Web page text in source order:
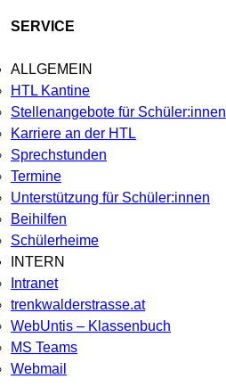
SERVICE
ALLGEMEIN
HTL Kantine
Stellenangebote für Schüler:innen
Karriere an der HTL
Sprechstunden
Termine
Unterstützung für Schüler:innen
Beihilfen
Schülerheime
INTERN
Intranet
trenkwalderstrasse.at
WebUntis – Klassenbuch
MS Teams
Webmail